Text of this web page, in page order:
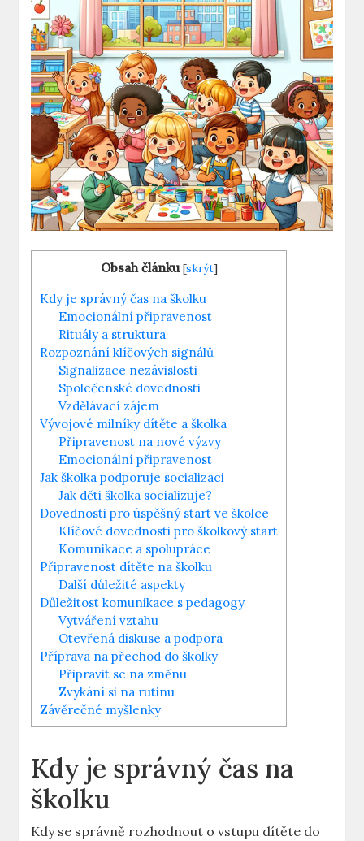
Obsah článku [skrýt]
Kdy je správný čas na školku
Emocionální připravenost
Rituály a struktura
Rozpoznání klíčových signálů
Signalizace nezávislosti
Společenské dovednosti
Vzdělávací zájem
Vývojové ⁤milníky dítěte a školka
Připravenost na nové výzvy
Emocionální připravenost
Jak ‍školka podporuje socializaci
Jak děti školka socializuje?
Dovednosti pro úspěšný⁤ start‍ ve školce
Klíčové dovednosti pro⁢ školkový start
Komunikace a spolupráce
Připravenost dítěte na ⁣školku
Další⁤ důležité aspekty
Důležitost‌ komunikace s pedagogy
Vytváření vztahu
Otevřená diskuse a podpora
Příprava na přechod ​do školky
Připravit se na ⁣změnu
Zvykání si na rutinu
Závěrečné myšlenky
Kdy je správný čas na
školku
Kdy se ‌správně⁤ rozhodnout⁤ o vstupu dítěte do